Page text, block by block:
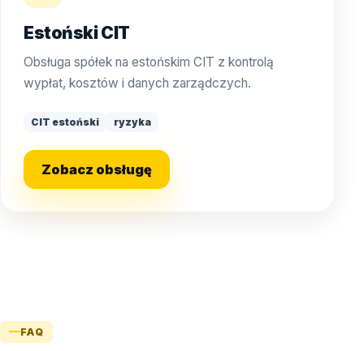
Estoński CIT
Obsługa spółek na estońskim CIT z kontrolą
wypłat, kosztów i danych zarządczych.
CIT estoński ryzyka
Zobacz obsługę
FAQ